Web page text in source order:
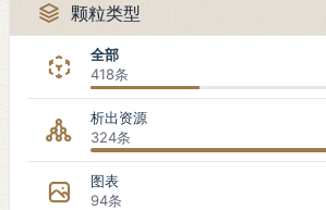
颗粒类型
全部
418条
析出资源
324条
图表
94条